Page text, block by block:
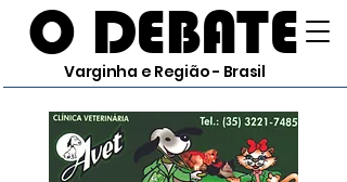
O DEBATE
Varginha e Região - Brasil